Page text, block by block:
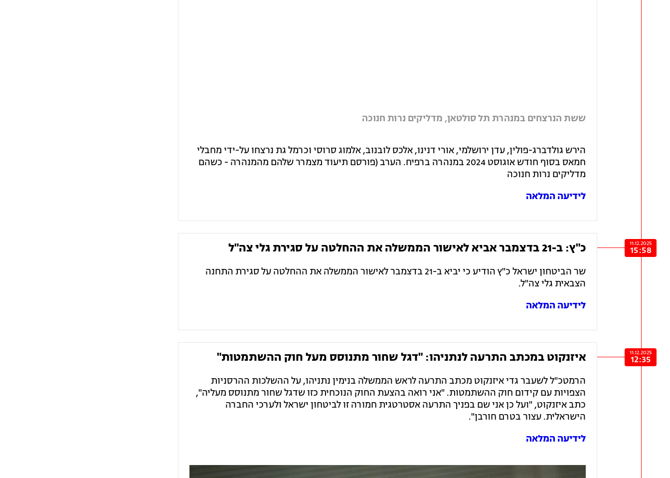
ששת הנרצחים במנהרת תל סולטאן, מדליקים נרות חנוכה
הירש גולדברג-פולין, עדן ירושלמי, אורי דנינו, אלכס לובנוב, אלמוג סרוסי וכרמל גת נרצחו על-ידי מחבלי
חמאס בסוף חודש אוגוסט 2024 במנהרה ברפיח. הערב (פורסם תיעוד מצמרר שלהם מהמנהרה - כשהם
מדליקים נרות חנוכה
לידיעה המלאה
11.12.2025
15:58 כ"ץ: ב-21 בדצמבר אביא לאישור הממשלה את ההחלטה על סגירת גלי צה"ל
שר הביטחון ישראל כ"ץ הודיע כי יביא ב-21 בדצמבר לאישור הממשלה את ההחלטה על סגירת התחנה
הצבאית גלי צה"ל.
לידיעה המלאה
11.12.2025
12:35 איזנקוט במכתב התרעה לנתניהו: "דגל שחור מתנוסס מעל חוק ההשתמטות"
הרמטכ"ל לשעבר גדי איזנקוט מכתב התרעה לראש הממשלה בנימין נתניהו, על ההשלכות ההרסניות
הצפויות עם קידום חוק ההשתמטות. "אני רואה בהצעת החוק הנוכחית כזו שדגל שחור מתנוסס מעליה",
כתב איזנקוט, "ועל כן אני שם בפניך התרעה אסטרטגית חמורה זו לביטחון ישראל ולערכי החברה
הישראלית. עצור בטרם חורבן".
לידיעה המלאה